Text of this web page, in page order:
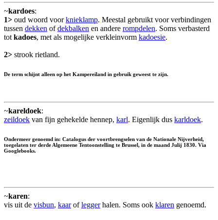
~kardoes:
1> oud woord voorknieklamp. Meestal gebruikt voor verbindingen
tussen dekken ofdekbalken en andere rompdelen. Soms verbasterd
totkadoes, met als mogelijke verkleinvorm kadoesie.
2> strook rietland.
De term schijnt alleen op het Kampereiland in gebruik geweest te zijn.
~kareldoek:
zeildoek van fijn gehekelde hennep, karl. Eigenlijk dus karldoek.
Ondermeer genoemd in: Catalogus der voortbrengselen van de Nationale Nijverheid,
toegelaten ter derde Algemeene Tentoonstelling te Brussel, in de maand Julij 1830. Via
Googlebooks.
~karen:
vis uit de visbun, kaarofleggerhalen. Soms ook klaren genoemd.